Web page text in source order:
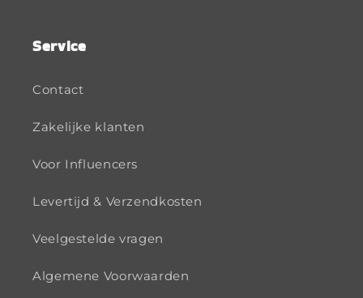
Service
Contact
Zakelijke klanten
Voor Influencers
Levertijd & Verzendkosten
Veelgestelde vragen
Algemene Voorwaarden